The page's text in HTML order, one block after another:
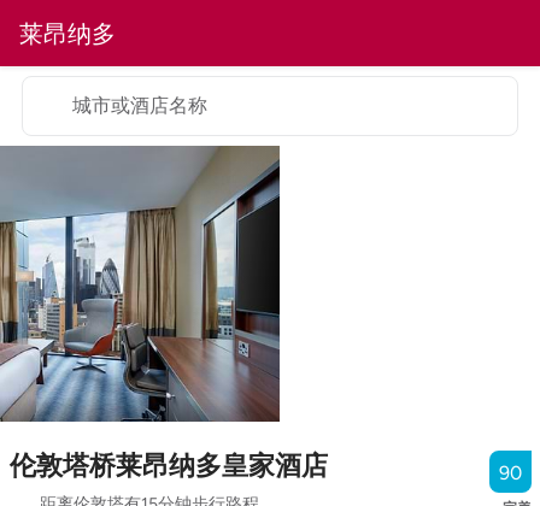
莱昂纳多
伦敦塔桥莱昂纳多皇家酒店 90
城市或酒店名称